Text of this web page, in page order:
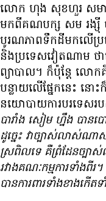
លោក ហុង សុខហួរ សមាជិ
មក​ពី​គណបក្ស សម រង្ស៊ី ច
បូរណភាព​ទឹកដី​មក​លើ​ប្
និង​ប្រទេស​វៀតណាម ថ
ព្យាបាល។ ក៏ប៉ុន្តែ លោក​
បន្លាយ​លើ​ផ្នែក​នេះ នោ
នយោបាយ​ការ​បរទេស​រប
បារាំង សៀម ហ្នឹង បាន​
ដូច្នេះ វា​ច្បាស់​លាស់​ណ
ស្រពិល​ទេ គឺ​ព្រំដែន​ច្បា
រវាង​គណៈកម្មការ​ទាំង​ពី
បាន​ការពារ​ទាំង​ខាង​កើត​